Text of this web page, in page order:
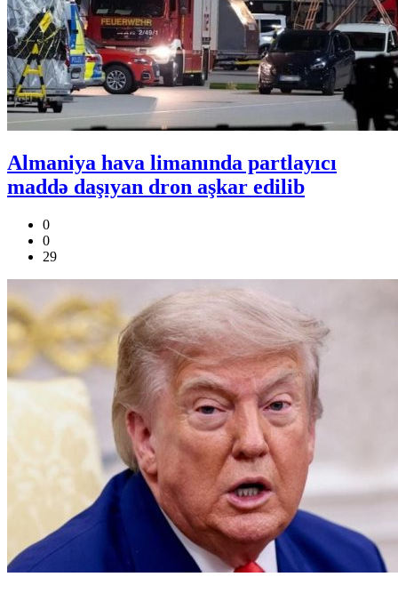
Almaniya hava limanında partlayıcı
maddə daşıyan dron aşkar edilib
0
0
29